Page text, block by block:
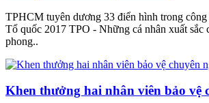
TPHCM tuyên dương 33 điển hình trong công
Tổ quốc 2017 TPO - Những cá nhân xuất
phong..
Khen thưởng hai nhân viên bảo vệ